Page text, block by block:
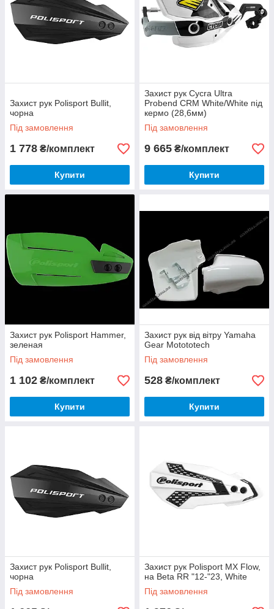
Захист рук Polisport Bullit,
чорна
Під замовлення
1 778 ₴/комплект
Купити
Захист рук Cycra Ultra
Probend CRM White/White під
кермо (28,6мм)
Під замовлення
9 665 ₴/комплект
Купити
Захист рук Polisport Hammer,
зеленая
Під замовлення
1 102 ₴/комплект
Купити
Захист рук від вітру Yamaha
Gear Motototech
Під замовлення
528 ₴/комплект
Купити
Захист рук Polisport Bullit,
чорна
Під замовлення
Захист рук Polisport MX Flow,
на Beta RR "12-"23, White
Під замовлення